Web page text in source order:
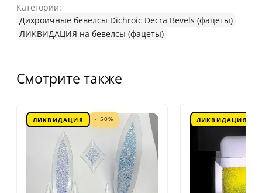
Категории:
Дихроичные бевелсы Dichroic Decra Bevels (фацеты)
ЛИКВИДАЦИЯ на бевелсы (фацеты)
Смотрите также
ЛИКВИДАЦИЯ - 50% ЛИКВИДАЦИЯ